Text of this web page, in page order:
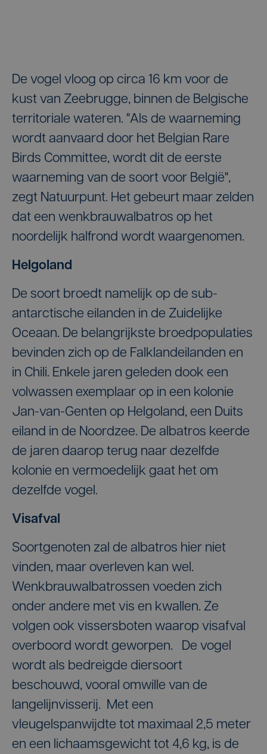
De vogel vloog op circa 16 km voor de
kust van Zeebrugge, binnen de Belgische
territoriale wateren. "Als de waarneming
wordt aanvaard door het Belgian Rare
Birds Committee, wordt dit de eerste
waarneming van de soort voor België",
zegt Natuurpunt. Het gebeurt maar zelden
dat een wenkbrauwalbatros op het
noordelijk halfrond wordt waargenomen.
Helgoland
De soort broedt namelijk op de sub-
antarctische eilanden in de Zuidelijke
Oceaan. De belangrijkste broedpopulaties
bevinden zich op de Falklandeilanden en
in Chili. Enkele jaren geleden dook een
volwassen exemplaar op in een kolonie
Jan-van-Genten op Helgoland, een Duits
eiland in de Noordzee. De albatros keerde
de jaren daarop terug naar dezelfde
kolonie en vermoedelijk gaat het om
dezelfde vogel.
Visafval
Soortgenoten zal de albatros hier niet
vinden, maar overleven kan wel.
Wenkbrauwalbatrossen voeden zich
onder andere met vis en kwallen. Ze
volgen ook vissersboten waarop visafval
overboord wordt geworpen. De vogel
wordt als bedreigde diersoort
beschouwd, vooral omwille van de
langelijnvisserij. Met een
vleugelspanwijdte tot maximaal 2,5 meter
en een lichaamsgewicht tot 4,6 kg, is de